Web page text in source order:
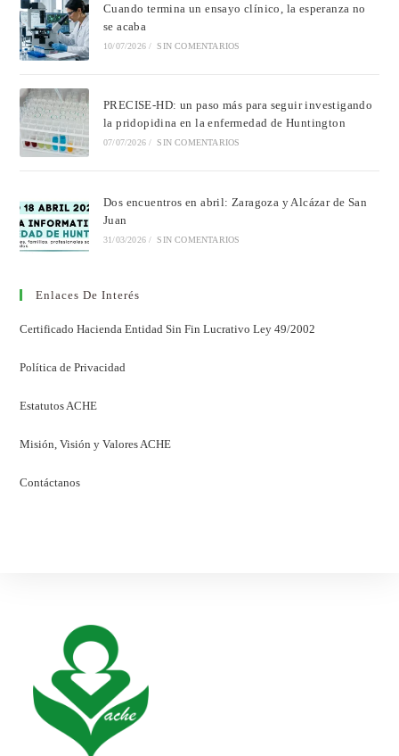
Cuando termina un ensayo clínico, la esperanza no
se acaba
10/07/2026 / SIN COMENTARIOS
PRECISE-HD: un paso más para seguir investigando
la pridopidina en la enfermedad de Huntington
07/07/2026 / SIN COMENTARIOS
Dos encuentros en abril: Zaragoza y Alcázar de San
Juan
31/03/2026 / SIN COMENTARIOS
Enlaces De Interés
Certificado Hacienda Entidad Sin Fin Lucrativo Ley 49/2002
Política de Privacidad
Estatutos ACHE
Misión, Visión y Valores ACHE
Contáctanos